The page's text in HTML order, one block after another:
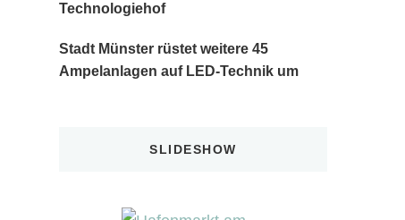
Technologiehof
Stadt Münster rüstet weitere 45
Ampelanlagen auf LED-Technik um
SLIDESHOW